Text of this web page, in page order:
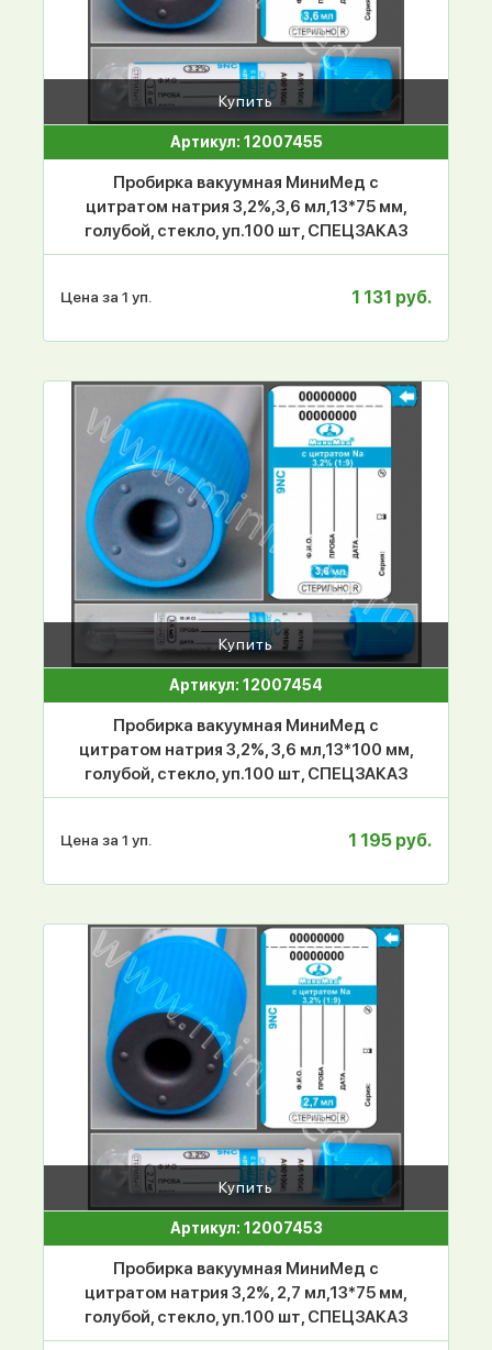
Купить
Артикул: 12007455
Пробирка вакуумная МиниМед с
цитратом натрия 3,2%,3,6 мл,13*75 мм,
голубой, стекло, уп.100 шт, СПЕЦЗАКАЗ
Цена за 1 уп. 1 131 руб.
Купить
Артикул: 12007454
Пробирка вакуумная МиниМед с
цитратом натрия 3,2%, 3,6 мл,13*100 мм,
голубой, стекло, уп.100 шт, СПЕЦЗАКАЗ
Цена за 1 уп. 1 195 руб.
Купить
Артикул: 12007453
Пробирка вакуумная МиниМед с
цитратом натрия 3,2%, 2,7 мл,13*75 мм,
голубой, стекло, уп.100 шт, СПЕЦЗАКАЗ